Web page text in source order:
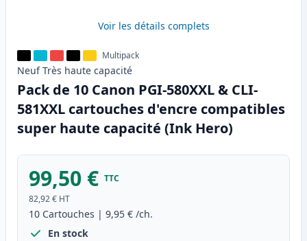
Voir les détails complets
Multipack
Neuf Très haute capacité
Pack de 10 Canon PGI-580XXL & CLI-
581XXL cartouches d'encre compatibles
super haute capacité (Ink Hero)
99,50 € TTC
82,92 € HT
10 Cartouches | 9,95 € /ch.
En stock